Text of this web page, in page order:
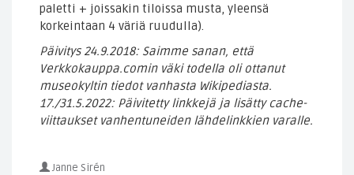
paletti + joissakin tiloissa musta, yleensä
korkeintaan 4 väriä ruudulla).
Päivitys 24.9.2018: Saimme sanan, että
Verkkokauppa.comin väki todella oli ottanut
museokyltin tiedot vanhasta Wikipediasta.
17./31.5.2022: Päivitetty linkkejä ja lisätty cache-
viittaukset vanhentuneiden lähdelinkkien varalle.
Janne Sirén